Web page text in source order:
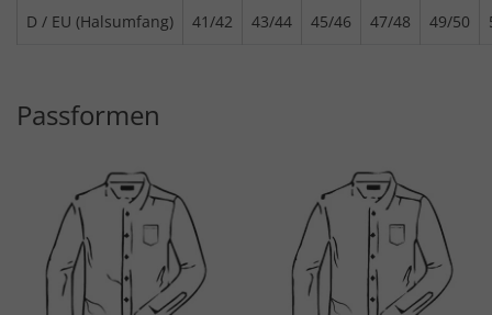
D / EU (Halsumfang) 41/42 43/44 45/46 47/48 49/50
Passformen